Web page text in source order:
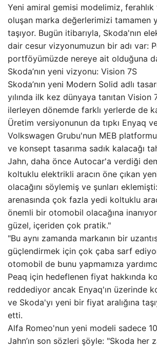
Yeni amiral gemisi modelimiz,
oluşan marka değerlerimizi tamamen
taşıyor. Bugün itibarıyla, Skoda'nın
dair cesur vizyonumuzun bir adı var:
portföyümüzde nereye ait olduğuna
Skoda’nın yeni vizyonu: Vision 7S
Skoda’nın yeni Modern Solid adlı
yılında ilk kez dünyaya tanıtan Vision
ilerleyen dönemde farklı yerlerde de
Üretim versiyonunun da tıpkı Enyaq
Volkswagen Grubu'nun MEB
ve konsept tasarıma sadık kalacağı
Jahn, daha önce Autocar'a verdiği
koltuklu elektrikli aracın öne çıkan
olacağını söylemiş ve şunları
arenasında çok fazla yedi koltuklu
önemli bir otomobil olacağına
güzel, içeriden çok pratik."
"Bu aynı zamanda markanın bir
güçlendirmek için çok çaba sarf
otomobil de bunu yapmamıza
Peaq için hedeflenen fiyat hakkında
reddediyor ancak Enyaq'ın üzerinde
ve Skoda'yı yeni bir fiyat aralığına
etti.
Alfa Romeo'nun yeni modeli sadece
Jahn’ın son sözleri şöyle: "Skoda her